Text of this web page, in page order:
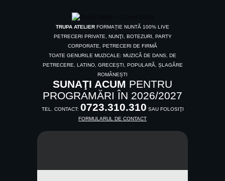
TRUPA ATELIER FORMAȚIE NUNTĂ 100% LIVE
PETRECERI PRIVATE, NUNŢI, BOTEZURI, PARTY
CORPORATE, PETRECERI DE FIRMĂ
TOATE GENURILE MUZICALE: MUZICĂ DE DANS, DE
PETRECERE, LATINO, GRECEȘTI, POPULARĂ, ȘLAGĂRE
ROMÂNEȘTI
SUNAŢI ACUM PENTRU
PROGRAMĂRI ÎN 2026/2027
TEL. CONTACT: 0723.310.310 SAU FOLOSIŢI
FORMULARUL DE CONTACT